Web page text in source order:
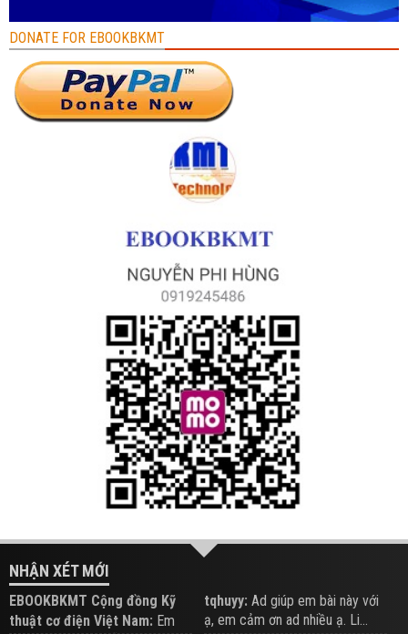
DONATE FOR EBOOKBKMT
NHẬN XÉT MỚI
EBOOKBKMT Cộng đồng Kỹ
thuật cơ điện Việt Nam: Em
tqhuyy: Ad giúp em bài này với
ạ, em cảm ơn ad nhiều ạ. Li...